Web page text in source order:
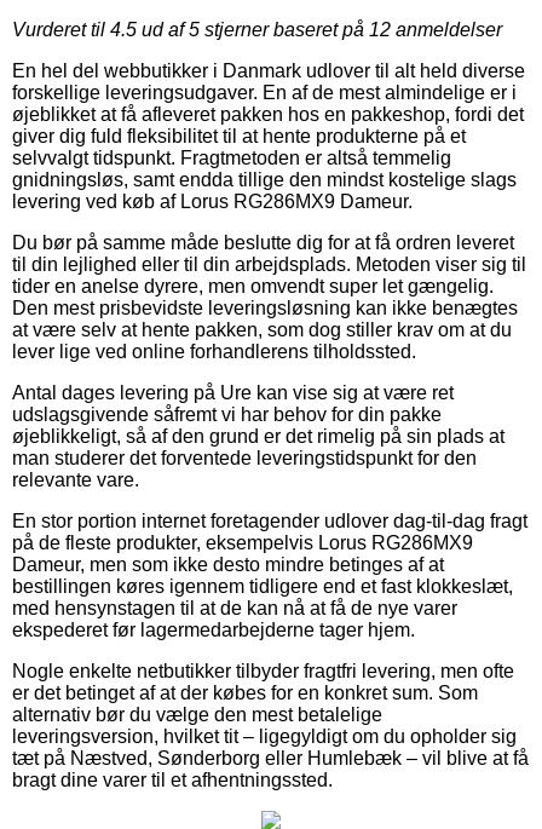
Vurderet til 4.5 ud af 5 stjerner baseret på 12 anmeldelser
En hel del webbutikker i Danmark udlover til alt held diverse
forskellige leveringsudgaver. En af de mest almindelige er i
øjeblikket at få afleveret pakken hos en pakkeshop, fordi det
giver dig fuld fleksibilitet til at hente produkterne på et
selvvalgt tidspunkt. Fragtmetoden er altså temmelig
gnidningsløs, samt endda tillige den mindst kostelige slags
levering ved køb af Lorus RG286MX9 Dameur.
Du bør på samme måde beslutte dig for at få ordren leveret
til din lejlighed eller til din arbejdsplads. Metoden viser sig til
tider en anelse dyrere, men omvendt super let gængelig.
Den mest prisbevidste leveringsløsning kan ikke benægtes
at være selv at hente pakken, som dog stiller krav om at du
lever lige ved online forhandlerens tilholdssted.
Antal dages levering på Ure kan vise sig at være ret
udslagsgivende såfremt vi har behov for din pakke
øjeblikkeligt, så af den grund er det rimelig på sin plads at
man studerer det forventede leveringstidspunkt for den
relevante vare.
En stor portion internet foretagender udlover dag-til-dag fragt
på de fleste produkter, eksempelvis Lorus RG286MX9
Dameur, men som ikke desto mindre betinges af at
bestillingen køres igennem tidligere end et fast klokkeslæt,
med hensynstagen til at de kan nå at få de nye varer
ekspederet før lagermedarbejderne tager hjem.
Nogle enkelte netbutikker tilbyder fragtfri levering, men ofte
er det betinget af at der købes for en konkret sum. Som
alternativ bør du vælge den mest betalelige
leveringsversion, hvilket tit – ligegyldigt om du opholder sig
tæt på Næstved, Sønderborg eller Humlebæk – vil blive at få
bragt dine varer til et afhentningssted.